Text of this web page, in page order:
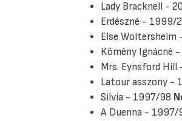
Lady Bracknell -
Erdészné - 1999/
Else
Kömény Ignácné
Mrs. Eynsford
Latour asszony -
Silvia - 1997/98
A Duenna - 1997/